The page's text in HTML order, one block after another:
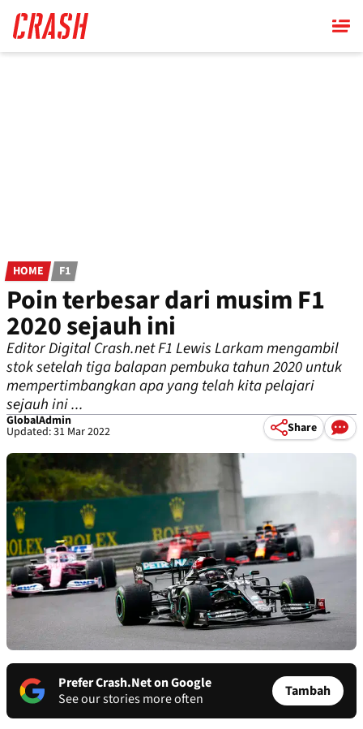
main
content
HOME F1
Poin terbesar dari musim F1
2020 sejauh ini
Editor Digital Crash.net F1 Lewis Larkam mengambil
stok setelah tiga balapan pembuka tahun 2020 untuk
mempertimbangkan apa yang telah kita pelajari
sejauh ini ...
GlobalAdmin
Updated: 31 Mar 2022 Share
Prefer Crash.Net on Google
See our stories more often
Tambah